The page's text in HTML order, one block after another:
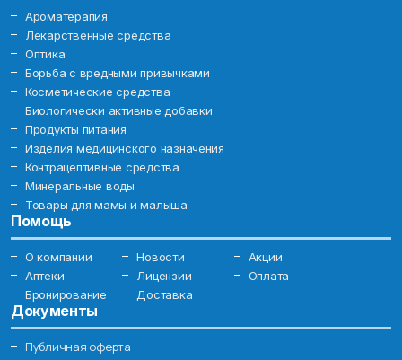
Ароматерапия
Лекарственные средства
Оптика
Борьба с вредными привычками
Косметические средства
Биологически активные добавки
Продукты питания
Изделия медицинского назначения
Контрацептивные средства
Минеральные воды
Товары для мамы и малыша
Помощь
О компании Новости
Акции
Аптеки
Лицензии
Оплата
Бронирование
Доставка
Документы
Публичная оферта